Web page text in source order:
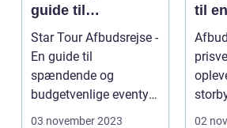
guide til
spændende og
budgetvenlige
eventyr
Star Tour Afbudsrejse -
En guide til
spændende og
budgetvenlige eventyr
Introduktion til Star
03 november 2023
til
pris
storby Hvad er
02